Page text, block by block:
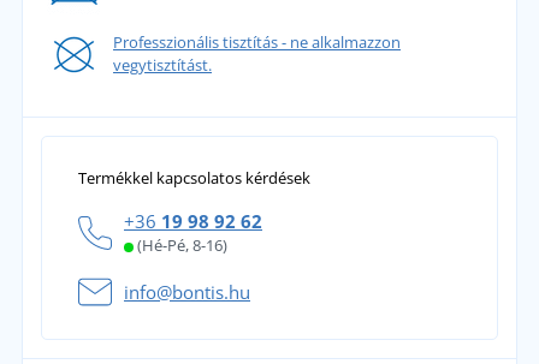
Professzionális tisztítás - ne alkalmazzon
vegytisztítást.
Termékkel kapcsolatos kérdések
+36 19 98 92 62
(Hé-Pé, 8-16)
info@bontis.hu